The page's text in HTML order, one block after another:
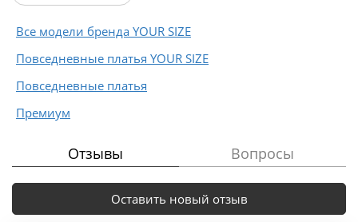
Все модели бренда YOUR SIZE
Повседневные платья YOUR SIZE
Повседневные платья
Премиум
Отзывы Вопросы
Оставить новый отзыв